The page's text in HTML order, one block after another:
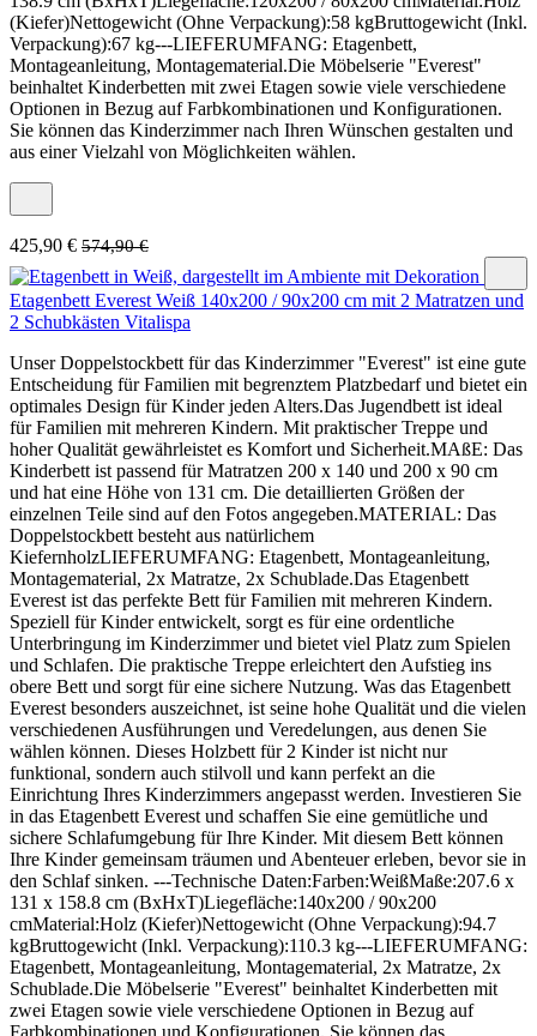
(Kiefer)Nettogewicht (Ohne Verpackung):58 kgBruttogewicht (Inkl.
Verpackung):67 kg---LIEFERUMFANG: Etagenbett,
Montageanleitung, Montagematerial.Die Möbelserie "Everest"
beinhaltet Kinderbetten mit zwei Etagen sowie viele verschiedene
Optionen in Bezug auf Farbkombinationen und Konfigurationen.
Sie können das Kinderzimmer nach Ihren Wünschen gestalten und
aus einer Vielzahl von Möglichkeiten wählen.
425,90 € 574,90 €
Etagenbett Everest Weiß 140x200 / 90x200 cm mit 2 Matratzen und
2 Schubkästen Vitalispa
Unser Doppelstockbett für das Kinderzimmer "Everest" ist eine gute
Entscheidung für Familien mit begrenztem Platzbedarf und bietet ein
optimales Design für Kinder jeden Alters.Das Jugendbett ist ideal
für Familien mit mehreren Kindern. Mit praktischer Treppe und
hoher Qualität gewährleistet es Komfort und Sicherheit.MAßE: Das
Kinderbett ist passend für Matratzen 200 x 140 und 200 x 90 cm
und hat eine Höhe von 131 cm. Die detaillierten Größen der
einzelnen Teile sind auf den Fotos angegeben.MATERIAL: Das
Doppelstockbett besteht aus natürlichem
KiefernholzLIEFERUMFANG: Etagenbett, Montageanleitung,
Montagematerial, 2x Matratze, 2x Schublade.Das Etagenbett
Everest ist das perfekte Bett für Familien mit mehreren Kindern.
Speziell für Kinder entwickelt, sorgt es für eine ordentliche
Unterbringung im Kinderzimmer und bietet viel Platz zum Spielen
und Schlafen. Die praktische Treppe erleichtert den Aufstieg ins
obere Bett und sorgt für eine sichere Nutzung. Was das Etagenbett
Everest besonders auszeichnet, ist seine hohe Qualität und die vielen
verschiedenen Ausführungen und Veredelungen, aus denen Sie
wählen können. Dieses Holzbett für 2 Kinder ist nicht nur
funktional, sondern auch stilvoll und kann perfekt an die
Einrichtung Ihres Kinderzimmers angepasst werden. Investieren Sie
in das Etagenbett Everest und schaffen Sie eine gemütliche und
sichere Schlafumgebung für Ihre Kinder. Mit diesem Bett können
Ihre Kinder gemeinsam träumen und Abenteuer erleben, bevor sie in
den Schlaf sinken. ---Technische Daten:Farben:WeißMaße:207.6 x
131 x 158.8 cm (BxHxT)Liegefläche:140x200 / 90x200
cmMaterial:Holz (Kiefer)Nettogewicht (Ohne Verpackung):94.7
kgBruttogewicht (Inkl. Verpackung):110.3 kg---LIEFERUMFANG:
Etagenbett, Montageanleitung, Montagematerial, 2x Matratze, 2x
Schublade.Die Möbelserie "Everest" beinhaltet Kinderbetten mit
zwei Etagen sowie viele verschiedene Optionen in Bezug auf
Farbkombinationen und Konfigurationen. Sie können das